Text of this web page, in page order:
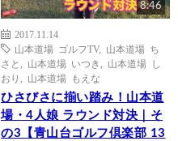
8:46
2017.11.14
山本道場 ゴルフTV, 山本道場 ち
さと
山本道場 いつき
山本道場 し
おり
山本道場 もえな
ひさびさに揃い踏み！山本道
場・4人娘 ラウンド対決｜そ
の3【青山台ゴルフ倶楽部 13